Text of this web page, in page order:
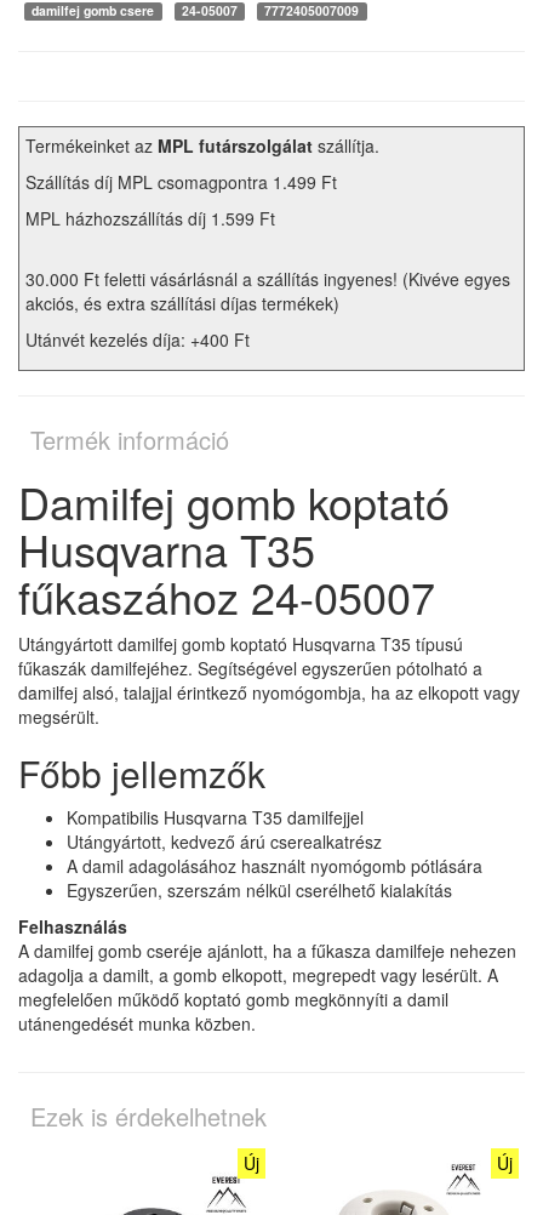
damilfej gomb csere
24-05007 7772405007009
Termékeinket az MPL futárszolgálat szállítja.
Szállítás díj MPL csomagpontra 1.499 Ft
MPL házhozszállítás díj 1.599 Ft
30.000 Ft feletti vásárlásnál a szállítás ingyenes! (Kivéve egyes
akciós, és extra szállítási díjas termékek)
Utánvét kezelés díja: +400 Ft
Termék információ
Damilfej gomb koptató
Husqvarna T35
fűkaszához 24-05007
Utángyártott damilfej gomb koptató Husqvarna T35 típusú
fűkaszák damilfejéhez. Segítségével egyszerűen pótolható a
damilfej alsó, talajjal érintkező nyomógombja, ha az elkopott vagy
megsérült.
Főbb jellemzők
Kompatibilis Husqvarna T35 damilfejjel
Utángyártott, kedvező árú cserealkatrész
A damil adagolásához használt nyomógomb pótlására
Egyszerűen, szerszám nélkül cserélhető kialakítás
Felhasználás
A damilfej gomb cseréje ajánlott, ha a fűkasza damilfeje nehezen
adagolja a damilt, a gomb elkopott, megrepedt vagy lesérült. A
megfelelően működő koptató gomb megkönnyíti a damil
utánengedését munka közben.
Ezek is érdekelhetnek
Új Új